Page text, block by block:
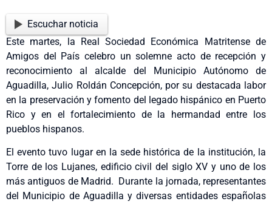
Escuchar noticia
Este martes, la Real Sociedad Económica Matritense de
Amigos del País celebro un solemne acto de recepción y
reconocimiento al alcalde del Municipio Autónomo de
Aguadilla, Julio Roldán Concepción, por su destacada labor
en la preservación y fomento del legado hispánico en Puerto
Rico y en el fortalecimiento de la hermandad entre los
pueblos hispanos.
El evento tuvo lugar en la sede histórica de la institución, la
Torre de los Lujanes, edificio civil del siglo XV y uno de los
más antiguos de Madrid. Durante la jornada, representantes
del Municipio de Aguadilla y diversas entidades españolas